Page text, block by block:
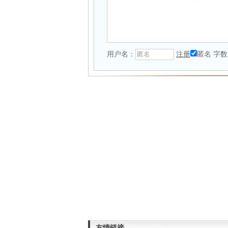
用户名： 注册 匿名 字